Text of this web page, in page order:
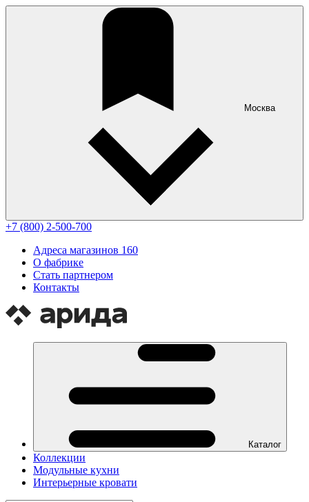
Москва
+7 (800) 2-500-700
Адреса магазинов 160
О фабрике
Стать партнером
Контакты
Каталог
Коллекции
Модульные кухни
Интерьерные кровати